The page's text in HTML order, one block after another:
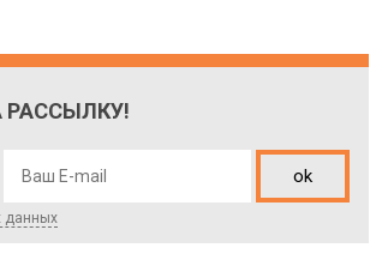
ok
данных